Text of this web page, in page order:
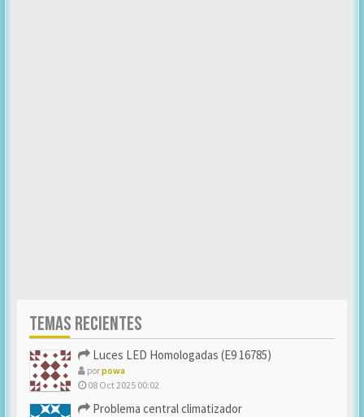
TEMAS RECIENTES
Luces LED Homologadas (E9 16785)
porpowa
08 Oct 2025 00:02
Problema central climatizador